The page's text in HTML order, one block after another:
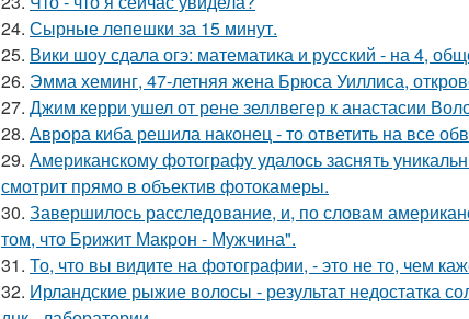
24. Сырные лепешки за 15 минут.
25. Вики шоу сдала огэ: математика и русский - на 4,
26. Эмма хеминг, 47-летняя жена Брюса Уиллиса,
27. Джим керри ушел от рене зеллвегер к анастасии
28. Аврора киба решила наконец - то ответить на все
29. Американскому фотографу удалось заснять
смотрит прямо в объектив фотокамеры.
30. Завершилось расследование, и, по словам
том, что Брижит Макрон - Мужчина".
31. То, что вы видите на фотографии, - это не то, чем
32. Ирландские рыжие волосы - результат недостатка